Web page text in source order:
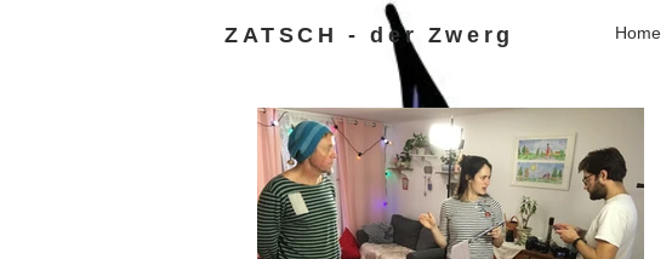
Home
ZATSCH - der Zwerg